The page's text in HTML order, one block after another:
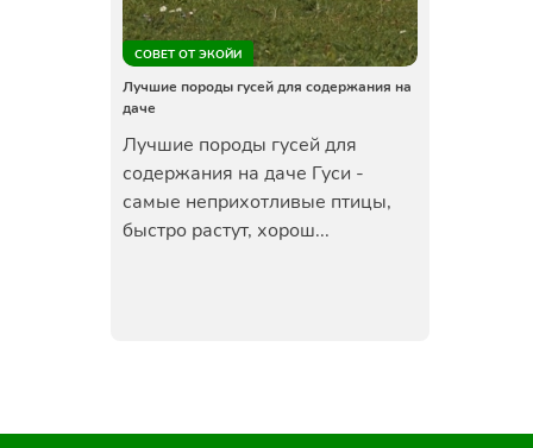
СОВЕТ ОТ ЭКОЙИ
Лучшие породы гусей для содержания на
даче
Лучшие породы гусей для
содержания на даче Гуси -
самые неприхотливые птицы,
быстро растут, хорош...